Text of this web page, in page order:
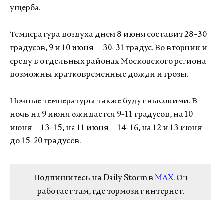
ущерба.
Температура воздуха днем 8 июня составит 28-30
градусов, 9 и 10 июня — 30-31 градус. Во вторник и
среду в отдельных районах Московского региона
возможны кратковременные дожди и грозы.
Ночные температуры также будут высокими. В
ночь на 9 июня ожидается 9-11 градусов, на 10
июня — 13-15, на 11 июня — 14-16, на 12 и 13 июня —
до 15-20 градусов.
Подпишитесь на Daily Storm в MAX. Он
работает там, где тормозит интернет.